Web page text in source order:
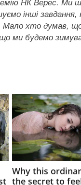
НК Верес. Ми
інші
Мало хто думав,
ми будемо